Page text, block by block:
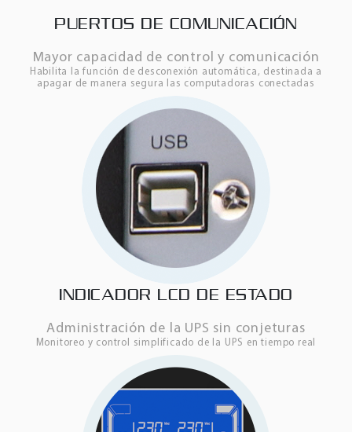
PUERTOS DE COMUNICACIÓN
Mayor capacidad de control y comunicación
Habilita la función de desconexión automática, destinada a
apagar de manera segura las computadoras conectadas
INDICADOR LCD DE ESTADO
Administración de la UPS sin conjeturas
Monitoreo y control simplificado de la UPS en tiempo real